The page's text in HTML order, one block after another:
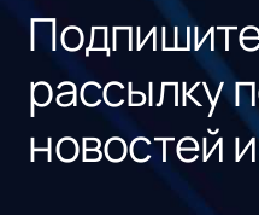
рассылку
новостей